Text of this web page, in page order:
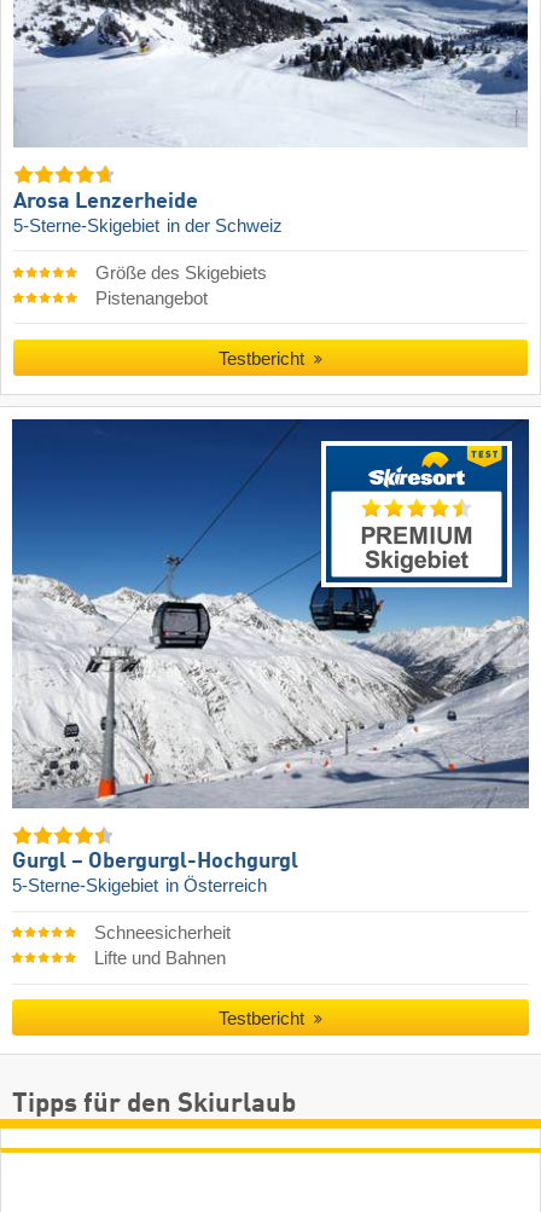
Arosa Lenzerheide
5-Sterne-Skigebiet in der Schweiz
Größe des Skigebiets
Pistenangebot
Testbericht
Gurgl – Obergurgl-Hochgurgl
5-Sterne-Skigebiet in Österreich
Schneesicherheit
Lifte und Bahnen
Testbericht
Tipps für den Skiurlaub